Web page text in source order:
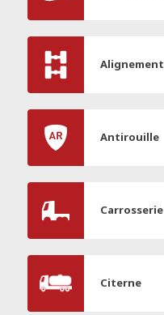
Alignement
Antirouille
Carrosserie
Citerne